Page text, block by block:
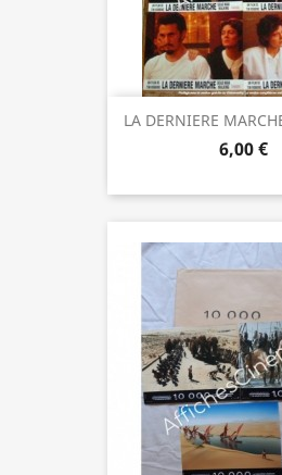
LA DERNIERE
6,00 €